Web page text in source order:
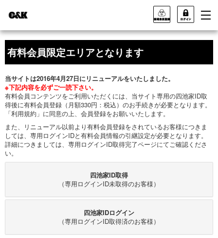
有料会員限定エリアとなります
当サイトは2016年4月27日にリニューアルをいたしました。
※下記内容を必ずご一読下さい。
有料会員コンテンツをご利用いただくには、当サイト専用の四池家ID取
得後に有料会員登録（月額330円：税込）のお手続きが必要となります。
「利用規約」に同意の上、会員登録をお願いいたします。
また、リニューアル以前より有料会員登録をされているお客様につきま
しては、専用ログインIDと有料会員情報の引継設定が必要となります。
詳細につきましては、専用ログインID取得完了ページにてご確認くださ
い。
四池家ID取得
（専用ログインID未取得のお客様）
四池家IDログイン
（専用ログインID取得済のお客様）